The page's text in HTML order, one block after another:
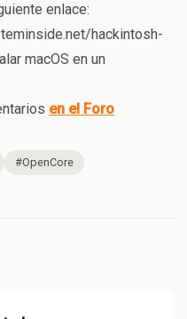
enlace:
hackintosh-
macOS en un
en el Foro
#OpenCore